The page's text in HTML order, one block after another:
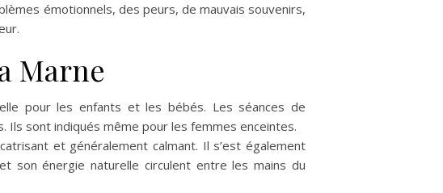
émotionnels, des peurs, de mauvais souvenirs,
Marne
pour les enfants et les bébés. Les séances de
Ils sont indiqués même pour les femmes enceintes.
et généralement calmant. Il s’est également
son énergie naturelle circulent entre les mains du